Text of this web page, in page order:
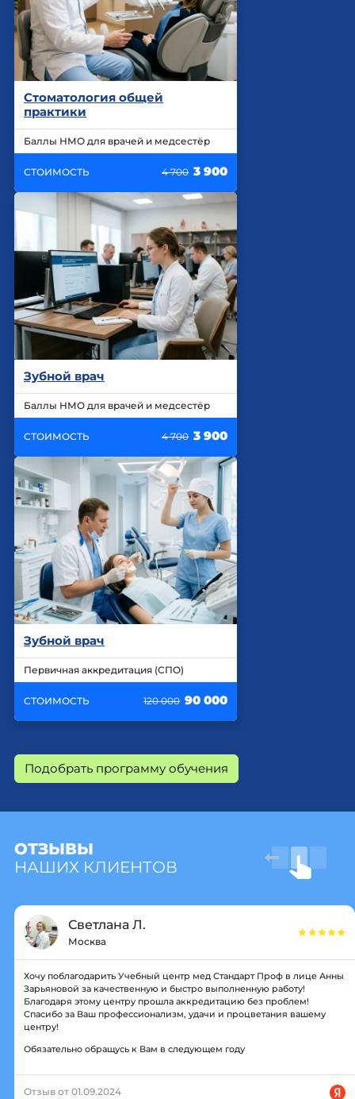
Стоматология общей
практики
Баллы НМО для врачей и медсестёр
СТОИМОСТЬ 4 700 3 900
Зубной врач
Баллы НМО для врачей и медсестёр
СТОИМОСТЬ 4 700 3 900
Зубной врач
Первичная аккредитация (СПО)
СТОИМОСТЬ 120 000 90 000
Подобрать программу обучения
ОТЗЫВЫ
НАШИХ КЛИЕНТОВ
Светлана Л.
Москва
Хочу поблагодарить Учебный центр мед Стандарт Проф в лице Анны
Зарьяновой за качественную и быстро выполненную работу!
Благодаря этому центру прошла аккредитацию без проблем!
Спасибо за Ваш профессионализм, удачи и процветания вашему
центру!
Обязательно обращусь к Вам в следующем году
Отзыв от 01.09.2024